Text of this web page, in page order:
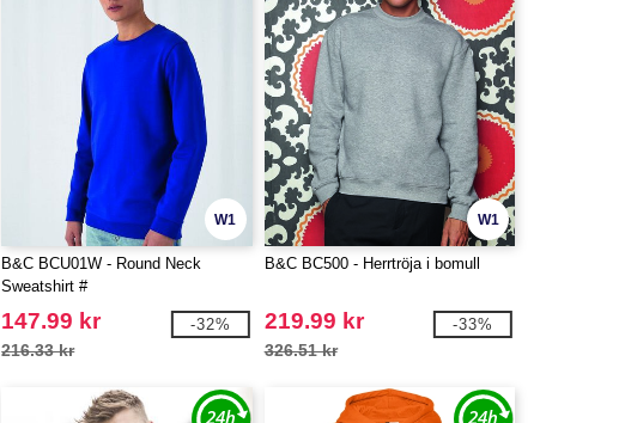
W1
B&C BCU01W - Round Neck
Sweatshirt #
147.99 kr
216.33 kr
-32%
W1
B&C BC500 - Herrtröja i bomull
219.99 kr
326.51 kr
-33%